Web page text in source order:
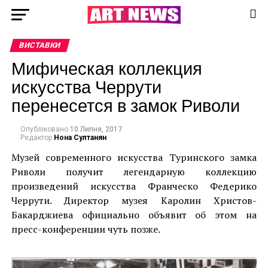
ВИСТАВКИ
Мифическая коллекция
искусства Черрути
перенесется в замок Риволи
Опубліковано 10 Липня, 2017
Редактор Нона Султанян
Музей современного искусства Туринского замка
Риволи получит легендарную коллекцию
произведений искусства Франческо Федерико
Черрути. Директор музея Каролин Христов-
Бакарджиева официально объявит об этом на
пресс-конференции чуть позже.